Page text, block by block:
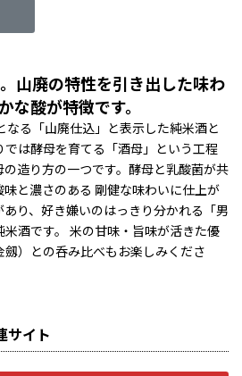
山廃の特性を引き出した味わ
な酸が特徴です。
る「山廃仕込」と表示した純米酒と
では酵母を育てる「酒母」という工程
造り方の一つです。酵母と乳酸菌が共
と濃さのある 剛健な味わいに仕上が
り、好き嫌いのはっきり分かれる「男
酒です。 米の甘味・旨味が活きた優
劔）との呑み比べもお楽しみくださ
サイト